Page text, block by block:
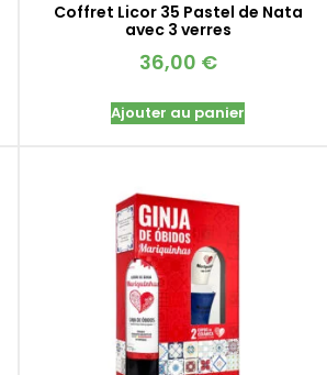
Coffret Licor 35 Pastel de Nata
avec 3 verres
36,00 €
Ajouter au panier